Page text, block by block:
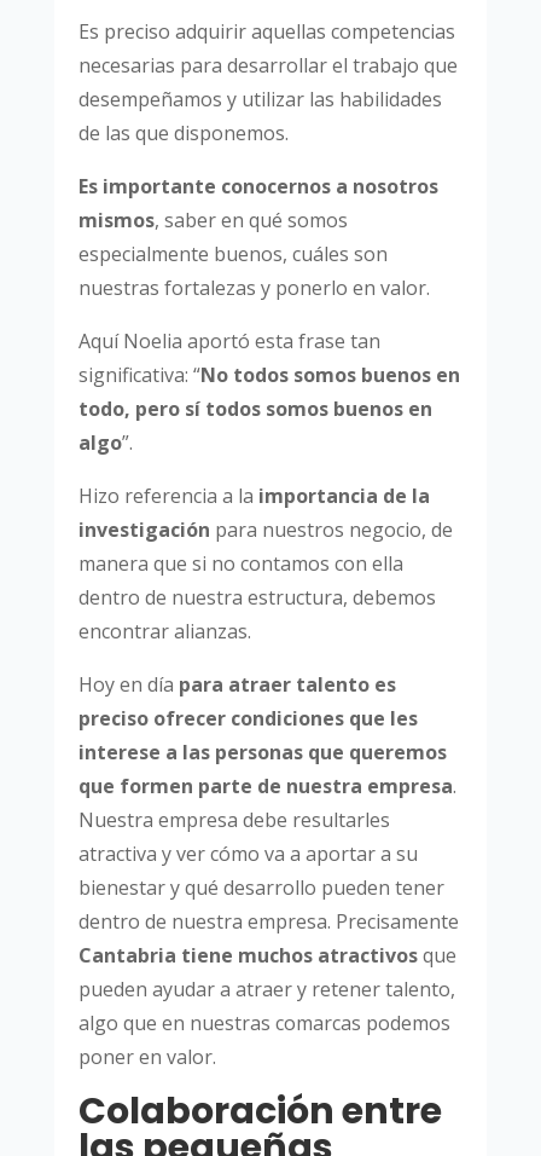
Es preciso adquirir aquellas competencias
necesarias para desarrollar el trabajo que
desempeñamos y utilizar las habilidades
de las que disponemos.
Es importante conocernos a nosotros
mismos, saber en qué somos
especialmente buenos, cuáles son
nuestras fortalezas y ponerlo en valor.
Aquí Noelia aportó esta frase tan
significativa: “No todos somos buenos en
todo, pero sí todos somos buenos en
algo”.
Hizo referencia a la importancia de la
investigación para nuestros negocio, de
manera que si no contamos con ella
dentro de nuestra estructura, debemos
encontrar alianzas.
Hoy en día para atraer talento es
preciso ofrecer condiciones que les
interese a las personas que queremos
que formen parte de nuestra empresa.
Nuestra empresa debe resultarles
atractiva y ver cómo va a aportar a su
bienestar y qué desarrollo pueden tener
dentro de nuestra empresa. Precisamente
Cantabria tiene muchos atractivosque
pueden ayudar a atraer y retener talento,
algo que en nuestras comarcas podemos
poner en valor.
Colaboración entre